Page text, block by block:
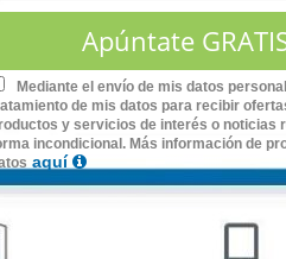
a la fecha de compra.
el examen online).
Mediante el envío de mis datos
de mis datos para recibir
y servicios de interés o noticias
incondicional. Más información de
aquí